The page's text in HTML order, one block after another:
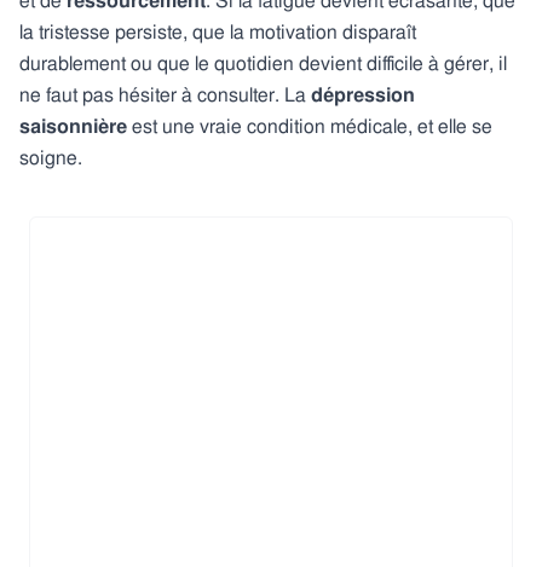
la tristesse persiste, que la motivation disparaît
durablement ou que le quotidien devient difficile à gérer, il
ne faut pas hésiter à consulter. La dépression
saisonnière est une vraie condition médicale, et elle se
soigne.